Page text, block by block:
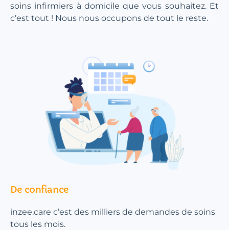
soins infirmiers à domicile que vous souhaitez. Et
c’est tout ! Nous nous occupons de tout le reste.
De confiance
inzee.care c’est des milliers de demandes de soins
tous les mois.